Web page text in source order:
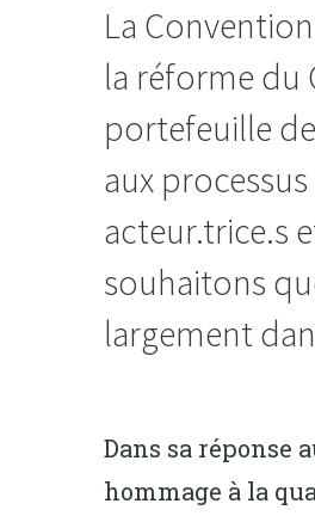
La
la réforme du
portefeuille
aux
acteur.trice.s
souhaitons
largement
Dans sa réponse
hommage à la